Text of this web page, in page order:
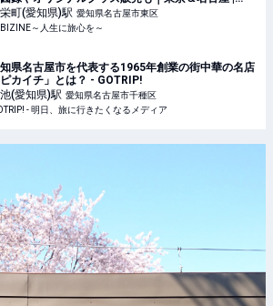
～人生に旅心を～
町(愛知県)駅 愛知県名古屋市東区
～人生に旅心を～
県名古屋市を代表する1965年創業の街中華の名店
ピカイチ」とは？ - GOTRIP!
(愛知県)駅 愛知県名古屋市千種区
- 明日、旅に行きたくなるメディア